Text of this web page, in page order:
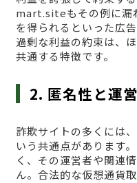
mart.siteもその例に漏
を得られるといった広
過剰な利益の約束は、
共通する特徴です。
2. 匿名性と運
詐欺サイトの多くには、
いう共通点がありま
く、その運営者や関連
ん。合法的な仮想通貨